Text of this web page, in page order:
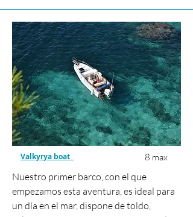
Valkyrya boat 8 max
Nuestro primer barco, con el que
empezamos esta aventura, es ideal para
un día en el mar, dispone de toldo,